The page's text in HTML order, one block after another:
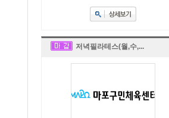
저녁필라테스(월,수,...